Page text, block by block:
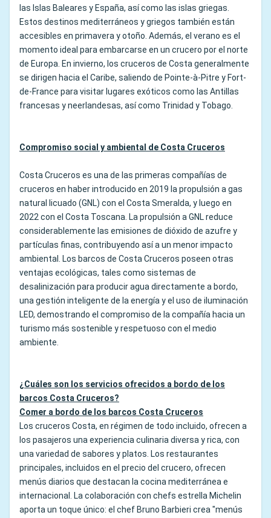
las Islas Baleares y España, así como las islas griegas.
Estos destinos mediterráneos y griegos también están
accesibles en primavera y otoño. Además, el verano es el
momento ideal para embarcarse en un crucero por el norte
de Europa. En invierno, los cruceros de Costa generalmente
se dirigen hacia el Caribe, saliendo de Pointe-à-Pitre y Fort-
de-France para visitar lugares exóticos como las Antillas
francesas y neerlandesas, así como Trinidad y Tobago.
Compromiso social y ambiental de Costa Cruceros
Costa Cruceros es una de las primeras compañías de
cruceros en haber introducido en 2019 la propulsión a gas
natural licuado (GNL) con el Costa Smeralda, y luego en
2022 con el Costa Toscana. La propulsión a GNL reduce
considerablemente las emisiones de dióxido de azufre y
partículas finas, contribuyendo así a un menor impacto
ambiental. Los barcos de Costa Cruceros poseen otras
ventajas ecológicas, tales como sistemas de
desalinización para producir agua directamente a bordo,
una gestión inteligente de la energía y el uso de iluminación
LED, demostrando el compromiso de la compañía hacia un
turismo más sostenible y respetuoso con el medio
ambiente.
¿Cuáles son los servicios ofrecidos a bordo de los
barcos Costa Cruceros?
Comer a bordo de los barcos Costa Cruceros
Los cruceros Costa, en régimen de todo incluido, ofrecen a
los pasajeros una experiencia culinaria diversa y rica, con
una variedad de sabores y platos. Los restaurantes
principales, incluidos en el precio del crucero, ofrecen
menús diarios que destacan la cocina mediterránea e
internacional. La colaboración con chefs estrella Michelin
aporta un toque único: el chef Bruno Barbieri crea "menús